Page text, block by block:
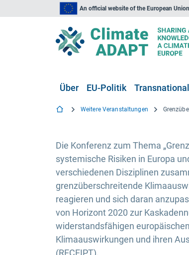
An official website of the European
Über EU-Politik
Weitere Veranstaltungen
Die Konferenz zum Thema
systemische Risiken in Europa
verschiedenen Disziplinen
grenzüberschreitende
reagieren und sich daran
von Horizont 2020 zur
widerstandsfähigen
Klimaauswirkungen und ihren
(RECEIPT).